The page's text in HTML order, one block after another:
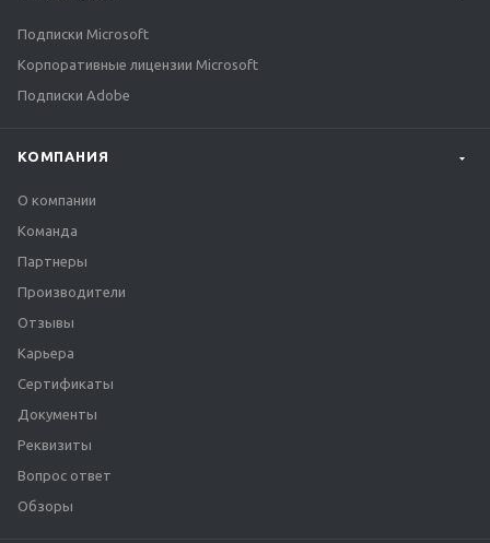
Подписки Microsoft
Корпоративные лицензии Microsoft
Подписки Adobe
КОМПАНИЯ
О компании
Команда
Партнеры
Производители
Отзывы
Карьера
Сертификаты
Документы
Реквизиты
Вопрос ответ
Обзоры